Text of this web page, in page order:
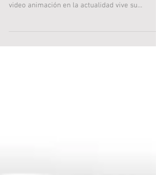
video animación en la actualidad vive su